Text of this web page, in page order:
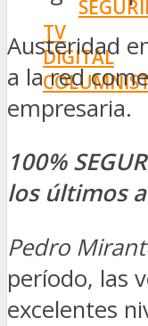
TV
DIGITAL
Austeridad
a la red
empresaria.
100%
los últimos
Pedro
período, las
excelentes